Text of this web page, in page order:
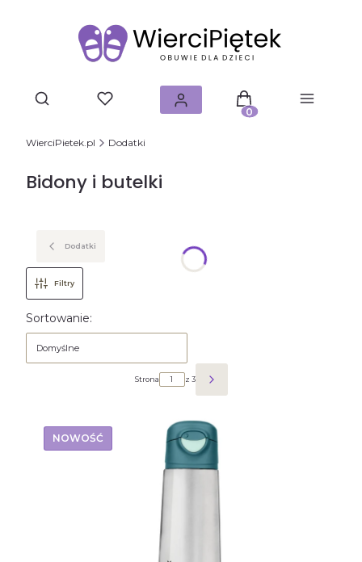
Produkty w koszyku: 0.
WierciPietek.pl Dodatki
Bidony i butelki
Dodatki
Filtry
Lista produktów
Sortowanie:
Domyślne
Strona z 3 Następne produkty
NOWOŚĆ